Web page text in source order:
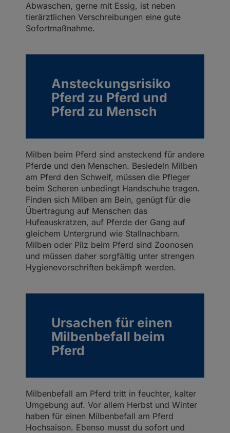
Abwaschen, gerne mit Essig, ist neben
tierärztlichen Verschreibungen eine gute
Sofortmaßnahme.
Ansteckungsrisiko
Pferd zu Pferd und
Pferd zu Mensch
Milben beim Pferd sind ansteckend für andere
Pferde und den Menschen. Besiedeln Milben
am Pferd den Schweif, müssen die Pfleger
beim Scheren unbedingt Handschuhe tragen.
Finden sich Milben am Bein, genügt für die
Übertragung auf Menschen das
Hufeauskratzen, auf Pferde der Gang auf
gleichem Untergrund wie Stallnachbarn.
Milben oder Pilz beim Pferd sind Zoonosen
und müssen daher sorgfältig unter strengen
Hygienevorschriften bekämpft werden.
Ursachen für einen
Milbenbefall beim
Pferd
Milbenbefall am Pferd tritt in feuchter, kalter
Umgebung auf. Vor allem Herbst und Winter
haben für einen Milbenbefall am Pferd
Hochsaison. Ebenso musst du sofort und